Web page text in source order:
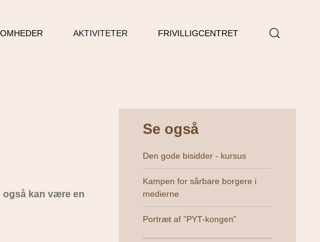
AKTIVITETER FRIVILLIGCENTRET
også kan være en
Se også
Den gode bisidder - kursus
Kampen for sårbare borgere i
medierne
Portræt af ”PYT-kongen”